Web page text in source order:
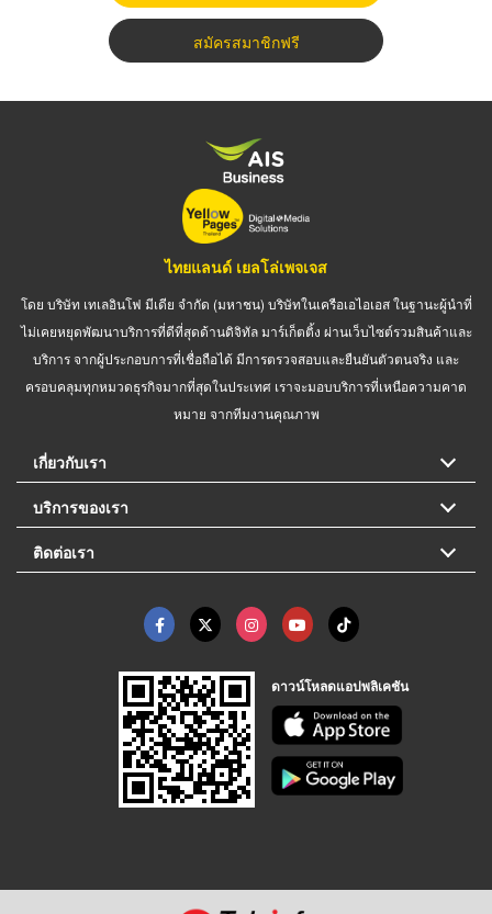
สมัครสมาชิกฟรี
ไทยแลนด์ เยลโล่เพจเจส
โดย บริษัท เทเลอินโฟ มีเดีย จำกัด (มหาชน) บริษัทในเครือเอไอเอส ในฐานะผู้นำที่
ไม่เคยหยุดพัฒนาบริการที่ดีที่สุดด้านดิจิทัล มาร์เก็ตติ้ง ผ่านเว็บไซต์รวมสินค้าและ
บริการ จากผู้ประกอบการที่เชื่อถือได้ มีการตรวจสอบและยืนยันตัวตนจริง และ
ครอบคลุมทุกหมวดธุรกิจมากที่สุดในประเทศ เราจะมอบบริการที่เหนือความคาด
หมาย จากทีมงานคุณภาพ
เกี่ยวกับเรา
บริการของเรา
ติดต่อเรา
ดาวน์โหลดแอปพลิเคชัน